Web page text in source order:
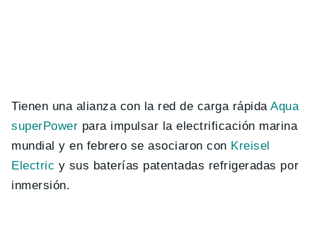
Tienen una alianza con la red de carga rápidaAqua
superPower para impulsar la electrificación marina
mundial y en febrero se asociaron con Kreisel
Electric y sus baterías patentadas refrigeradas por
inmersión.